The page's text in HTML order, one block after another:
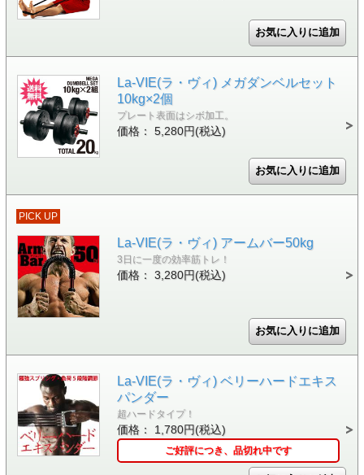
La-VIE(ラ・ヴィ) メガダンベルセット
10kg×2個
プレート表面はシボ加工。
価格： 5,280円(税込)
PICK UP
La-VIE(ラ・ヴィ) アームバー50kg
3日に一度の効率筋トレ！
価格： 3,280円(税込)
La-VIE(ラ・ヴィ) ベリーハードエキス
パンダー
超ハードタイプ！
価格： 1,780円(税込)
ご好評につき、品切れ中です